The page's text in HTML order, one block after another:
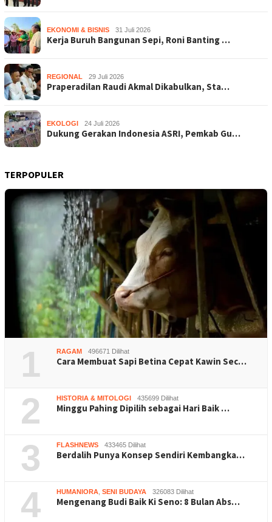
EKONOMI & BISNIS 31 Juli 2026
Kerja Buruh Bangunan Sepi, Roni Banting …
REGIONAL 29 Juli 2026
Praperadilan Raudi Akmal Dikabulkan, Sta…
EKOLOGI 24 Juli 2026
Dukung Gerakan Indonesia ASRI, Pemkab Gu…
TERPOPULER
1 RAGAM 496671 Dilihat
Cara Membuat Sapi Betina Cepat Kawin Sec…
2 HISTORIA & MITOLOGI 435699 Dilihat
Minggu Pahing Dipilih sebagai Hari Baik …
3 FLASHNEWS 433465 Dilihat
Berdalih Punya Konsep Sendiri Kembangka…
4 HUMANIORA SENI BUDAYA 326083 Dilihat
Mengenang Budi Baik Ki Seno: 8 Bulan Abs…